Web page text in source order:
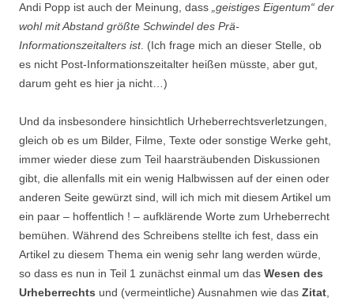
Andi Popp ist auch der Meinung, dass „geistiges Eigentum“ der
wohl mit Abstand größte Schwindel des Prä-
Informationszeitalters ist. (Ich frage mich an dieser Stelle, ob
es nicht Post-Informationszeitalter heißen müsste, aber gut,
darum geht es hier ja nicht…)
Und da insbesondere hinsichtlich Urheberrechtsverletzungen,
gleich ob es um Bilder, Filme, Texte oder sonstige Werke geht,
immer wieder diese zum Teil haarsträubenden Diskussionen
gibt, die allenfalls mit ein wenig Halbwissen auf der einen oder
anderen Seite gewürzt sind, will ich mich mit diesem Artikel um
ein paar – hoffentlich ! – aufklärende Worte zum Urheberrecht
bemühen. Während des Schreibens stellte ich fest, dass ein
Artikel zu diesem Thema ein wenig sehr lang werden würde,
so dass es nun in Teil 1 zunächst einmal um das Wesen des
Urheberrechts und (vermeintliche) Ausnahmen wie das Zitat